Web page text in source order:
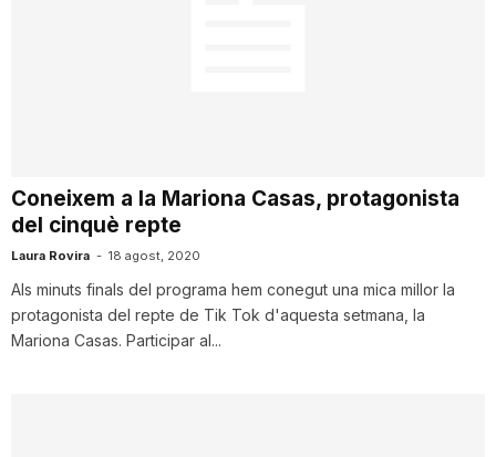
Coneixem a la Mariona Casas, protagonista
del cinquè repte
Laura Rovira - 18 agost, 2020
Als minuts finals del programa hem conegut una mica millor la
protagonista del repte de Tik Tok d'aquesta setmana, la
Mariona Casas. Participar al...